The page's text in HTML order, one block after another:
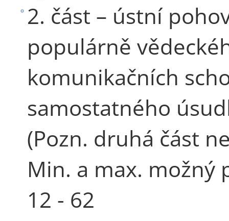
2. část – ústní
populárně
komunikačních
samostatného
(Pozn. druhá část
Min. a max. možný
12 - 62